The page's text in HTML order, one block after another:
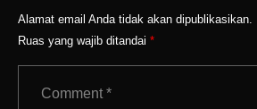
Alamat email Anda tidak akan dipublikasikan.
Ruas yang wajib ditandai *